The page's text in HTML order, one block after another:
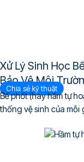
Xử Lý Sinh Học
Bảo Vệ Môi
Chia sẻ kỹ thuật
Bể phốt (hay hầm tự
thống vệ sinh của mỗi